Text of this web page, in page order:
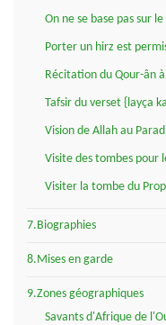
On ne se base pas sur
Porter un hirz est
Récitation du Qour-ân
Tafsir du verset {layça
Vision de Allah au
Visite des tombes pour
Visiter la tombe du
7.Biographies
8.Mises en garde
9.Zones géographiques
Savants d'Afrique de